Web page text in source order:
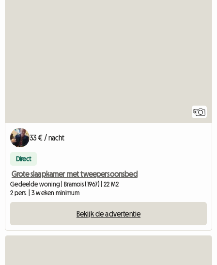
5
33 € / nacht
Direct
Grote slaapkamer met tweepersoonsbed
Gedeelde woning | Bramois (1967) | 22 M2
2 pers. | 3 weken minimum
Bekijk de advertentie